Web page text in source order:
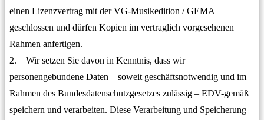
einen Lizenzvertrag mit der VG-Musikedition / GEMA
geschlossen und dürfen Kopien im vertraglich vorgesehenen
Rahmen anfertigen.
2. Wir setzen Sie davon in Kenntnis, dass wir
personengebundene Daten – soweit geschäftsnotwendig und im
Rahmen des Bundesdatenschutzgesetzes zulässig – EDV-gemäß
speichern und verarbeiten. Diese Verarbeitung und Speicherung